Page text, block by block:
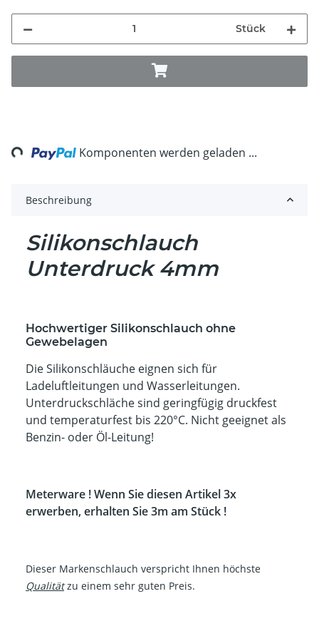
Stück
Komponenten werden geladen ...
Beschreibung
Silikonschlauch
Unterdruck 4mm
Hochwertiger Silikonschlauch ohne
Gewebelagen
Die Silikonschläuche eignen sich für
Ladeluftleitungen und Wasserleitungen.
Unterdruckschläche sind geringfügig druckfest
und temperaturfest bis 220°C. Nicht geeignet als
Benzin- oder Öl-Leitung!
Meterware ! Wenn Sie diesen Artikel 3x
erwerben, erhalten Sie 3m am Stück !
Dieser Markenschlauch verspricht Ihnen höchste
Qualitätzu einem sehr guten Preis.